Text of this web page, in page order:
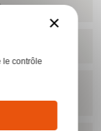
×
le contrôle